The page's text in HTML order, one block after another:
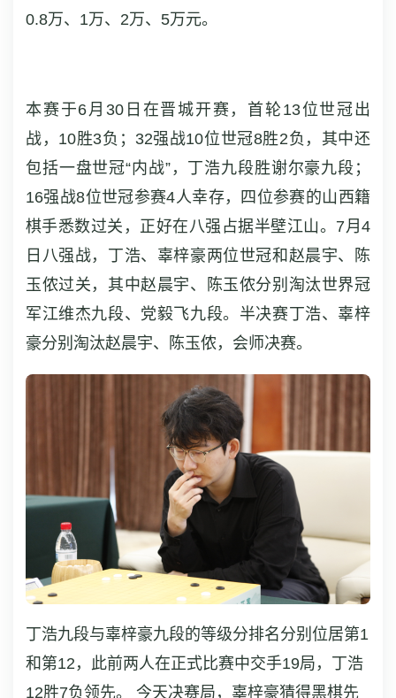
0.8万、1万、2万、5万元。
本赛于6月30日在晋城开赛，首轮13位世冠出
战，10胜3负；32强战10位世冠8胜2负，其中还
包括一盘世冠“内战”，丁浩九段胜谢尔豪九段；
16强战8位世冠参赛4人幸存，四位参赛的山西籍
棋手悉数过关，正好在八强占据半壁江山。7月4
日八强战，丁浩、辜梓豪两位世冠和赵晨宇、陈
玉侬过关，其中赵晨宇、陈玉侬分别淘汰世界冠
军江维杰九段、党毅飞九段。半决赛丁浩、辜梓
豪分别淘汰赵晨宇、陈玉侬，会师决赛。
丁浩九段与辜梓豪九段的等级分排名分别位居第1
和第12，此前两人在正式比赛中交手19局，丁浩
12胜7负领先。 今天决赛局，辜梓豪猜得黑棋先